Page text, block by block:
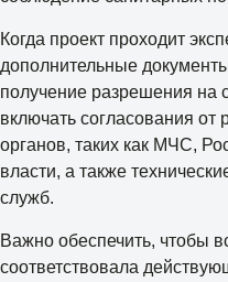
Когда проект проходит
дополнительные
получение разрешения на
включать согласования от
органов, таких как МЧС,
власти, а также
служб.
Важно обеспечить, чтобы
соответствовала